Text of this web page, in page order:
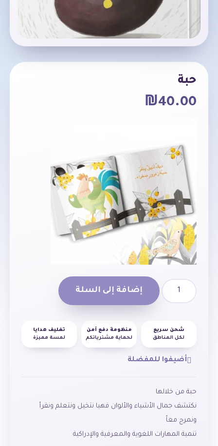
حبة
₪40.00
إضافة إلى السلة
شحن سريع
لكل المناطق
منظومة دفع آمن
لحماية مشترياتكم
تغليف هدايا
لمسة مميزة
أضيفوا للمفضلة
حبة من خلالها
نكتشف جمال الأشياء والألوان فهيا نتخيل ونتعلم ونقرأ
ونمرح معاً
تنمية المهارات اللغوية والمعرفية والإدراكية